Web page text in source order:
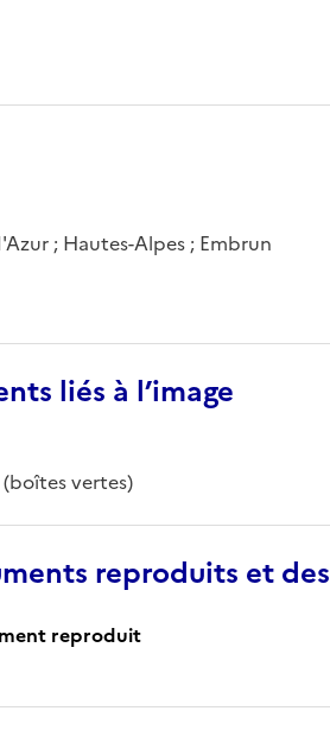
; Hautes-Alpes ; Embrun
liés à l’image
vertes)
reproduits et
reproduit